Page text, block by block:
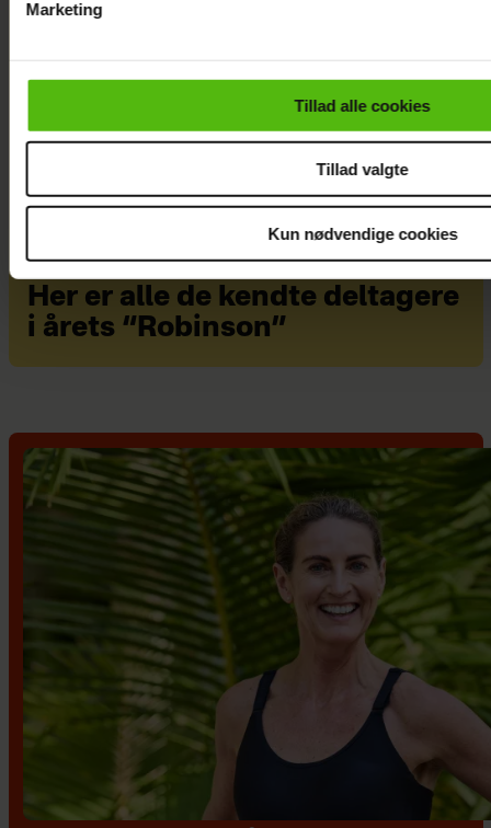
cookiepolitik.
Marketing
Tillad alle cookies
Tillad valgte
Kun nødvendige cookies
Her er alle de kendte deltagere
i årets “Robinson”